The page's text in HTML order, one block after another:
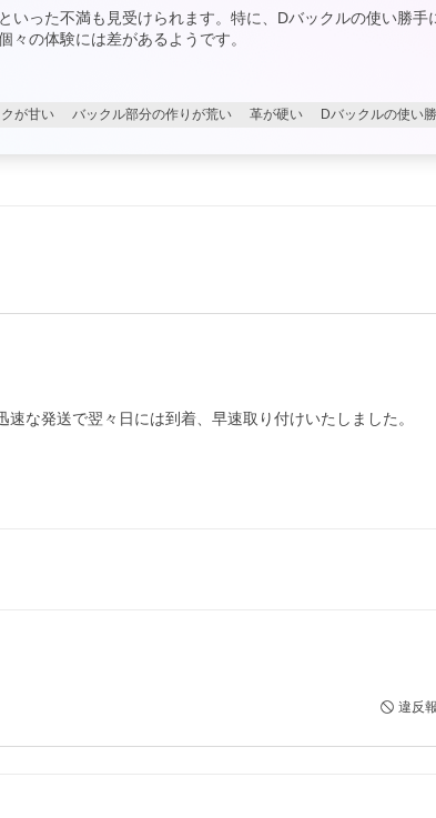
った不満も見受けられます。特に、Dバックルの使い勝手
の体験には差があるようです。
が甘い バックル部分の作りが荒い 革が硬い Dバックルの使い
な発送で翌々日には到着、早速取り付けいたしました。
違反